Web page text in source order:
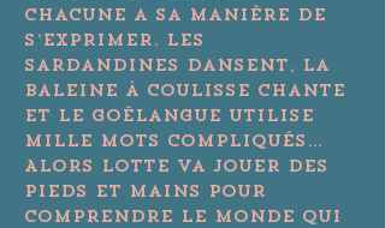
chacune a sa manière de
s’exprimer. Les
sardandines dansent, la
baleine à coulisse chante
et le Goëlangue utilise
mille mots compliqués…
Alors Lotte va jouer des
pieds et mains pour
comprendre le monde qui